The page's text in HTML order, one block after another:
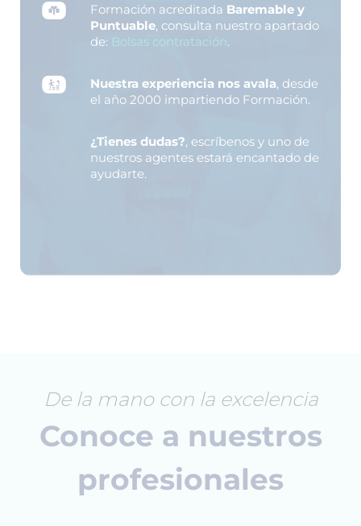
Formación acreditada Baremable y
Puntuable, consulta nuestro apartado
de: Bolsas contratación.
Nuestra experiencia nos avala, desde
el año 2000 impartiendo Formación.
¿Tienes dudas?, escríbenos y uno de
nuestros agentes estará encantado de
ayudarte.
De la mano con la excelencia
Conoce a nuestros
profesionales